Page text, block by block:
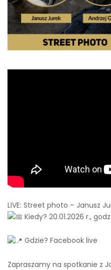
LIVE: Street photo – Janusz
Kiedy? 20.01.2026 r.,
Gdzie? Facebook live
Zapraszamy na spotkanie z